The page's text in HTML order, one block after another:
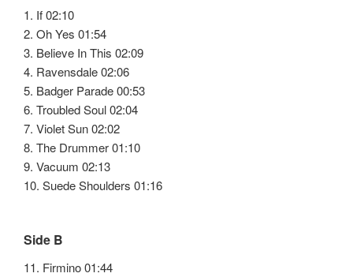
1. If 02:10
2. Oh Yes 01:54
3. Believe In This 02:09
4. Ravensdale 02:06
5. Badger Parade 00:53
6. Troubled Soul 02:04
7. Violet Sun 02:02
8. The Drummer 01:10
9. Vacuum 02:13
10. Suede Shoulders 01:16
Side B
11. Firmino 01:44